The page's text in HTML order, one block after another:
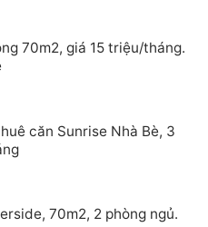
70m2, giá 15 triệu/tháng.
căn Sunrise Nhà Bè, 3
70m2, 2 phòng ngủ.